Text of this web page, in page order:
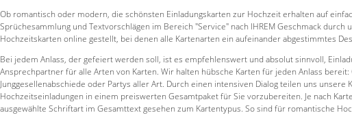
Ob romantisch oder modern, die schönsten Einladungskarten zur Hochzeit erhalten auf
Sprüchesammlung und Textvorschlägen im Bereich "Service" nach IHREM Geschmack durch
Hochzeitskarten online gestellt, bei denen alle Kartenarten ein aufeinander abgestimmtes
Bei jedem Anlass, der gefeiert werden soll, ist es empfehlenswert und absolut sinnvoll,
Ansprechpartner für alle Arten von Karten. Wir halten hübsche Karten für jeden Anlass
Junggesellenabschiede oder Partys aller Art. Durch einen intensiven Dialog teilen uns
Hochzeitseinladungen in einem preiswerten Gesamtpaket für Sie vorzubereiten. Je nach
ausgewählte Schriftart im Gesamttext gesehen zum Kartentypus. So sind für romantische